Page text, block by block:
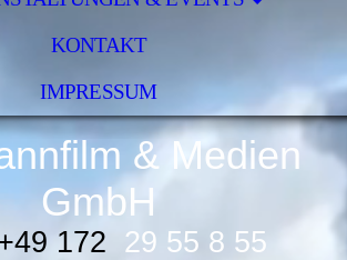
KONTAKT
IMPRESSUM
& Medien
GmbH
172 29 55 8 55